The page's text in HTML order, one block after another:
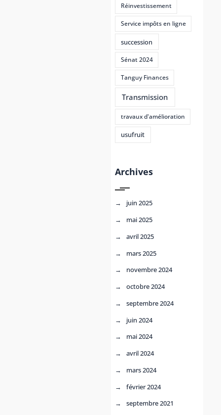
Réinvestissement
Service impôts en ligne
succession
Sénat 2024
Tanguy Finances
Transmission
travaux d'amélioration
usufruit
Archives
juin 2025
mai 2025
avril 2025
mars 2025
novembre 2024
octobre 2024
septembre 2024
juin 2024
mai 2024
avril 2024
mars 2024
février 2024
septembre 2021